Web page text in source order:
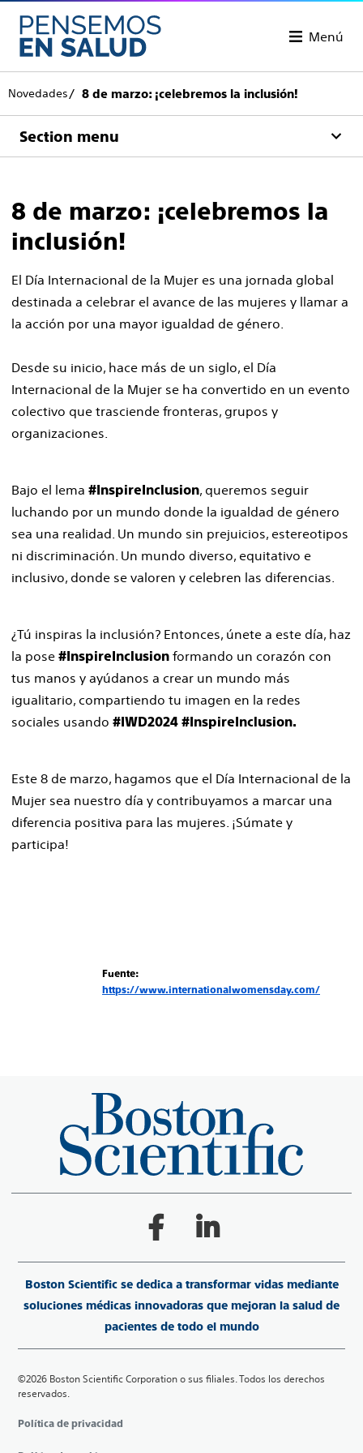
Menú
Novedades 8 de marzo: ¡celebremos la inclusión!
Section menu
8 de marzo: ¡celebremos la
inclusión!
El Día Internacional de la Mujer es una jornada global
destinada a celebrar el avance de las mujeres y llamar a
la acción por una mayor igualdad de género.
Desde su inicio, hace más de un siglo, el Día
Internacional de la Mujer se ha convertido en un evento
colectivo que trasciende fronteras, grupos y
organizaciones.
Bajo el lema #InspireInclusion, queremos seguir
luchando por un mundo donde la igualdad de género
sea una realidad. Un mundo sin prejuicios, estereotipos
ni discriminación. Un mundo diverso, equitativo e
inclusivo, donde se valoren y celebren las diferencias.
¿Tú inspiras la inclusión? Entonces, únete a este día, haz
la pose #InspireInclusion formando un corazón con
tus manos y ayúdanos a crear un mundo más
igualitario, compartiendo tu imagen en la redes
sociales usando #IWD2024 #InspireInclusion.
Este 8 de marzo, hagamos que el Día Internacional de la
Mujer sea nuestro día y contribuyamos a marcar una
diferencia positiva para las mujeres. ¡Súmate y
participa!
Fuente:
https://www.internationalwomensday.com/
Boston Scientific se dedica a transformar vidas mediante
soluciones médicas innovadoras que mejoran la salud de
pacientes de todo el mundo
©2026 Boston Scientific Corporation o sus filiales. Todos los derechos
reservados.
Política de privacidad